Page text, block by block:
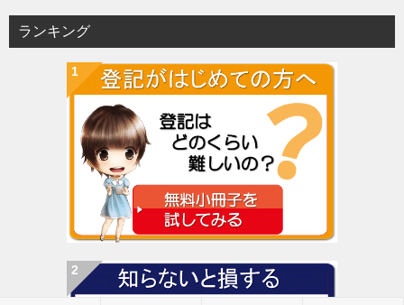
ランキング